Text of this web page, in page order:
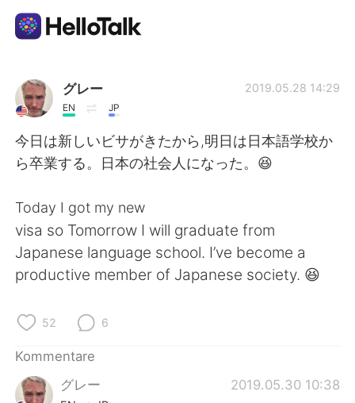
Sprachaustausch-App
AI Grammar Checker
Deutsch
English 简体中文
繁體中文 Español
العربية
日本語
Русский
グレー
EN JP
2019.05.28 14:29
今日は新しいビサがきたから,明日は日本語学校か
ら卒業する。日本の社会人になった。😆
Today I got my new
visa so Tomorrow I will graduate from
Japanese language school. I’ve become a
productive member of Japanese society. 😆
52 6
Kommentare
グレー
2019.05.30 10:38